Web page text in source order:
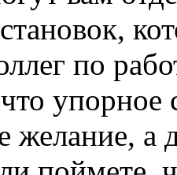
по
упорное
желание, а